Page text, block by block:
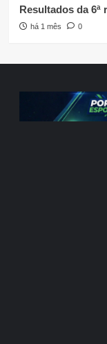
Resultados da 6ª
há 1 mês 0